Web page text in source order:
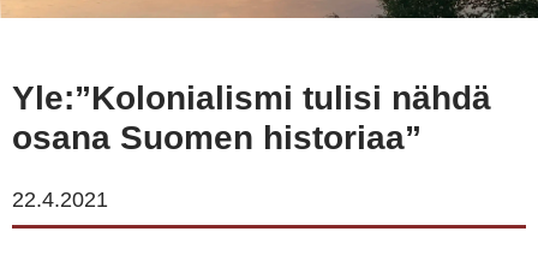
Yle:”Kolonialismi tulisi nähdä
osana Suomen historiaa”
22.4.2021